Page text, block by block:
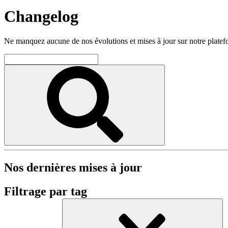
Changelog
Ne manquez aucune de nos évolutions et mises à jour sur notre
Nos dernières mises à jour
Filtrage par tag